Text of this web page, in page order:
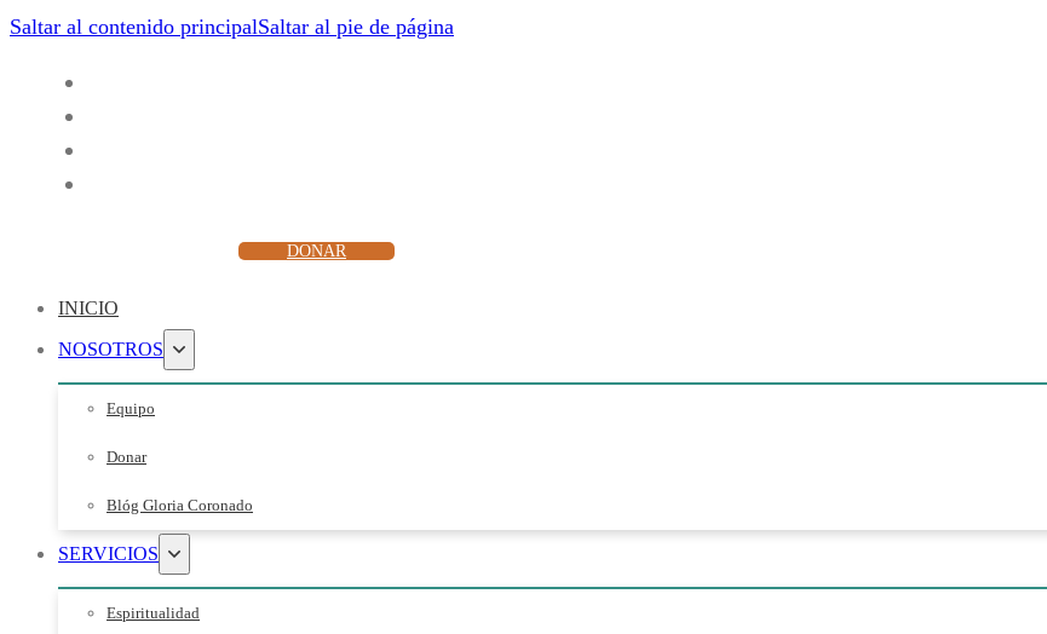
Saltar al contenido principalSaltar al pie de página
DONAR
INICIO
NOSOTROS
Equipo
Donar
Blóg Gloria Coronado
SERVICIOS
Espiritualidad